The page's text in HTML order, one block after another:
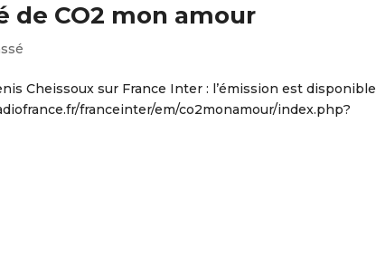
de CO2 mon amour
Cheissoux sur France Inter : l’émission est disponible
franceinter/em/co2monamour/index.php?